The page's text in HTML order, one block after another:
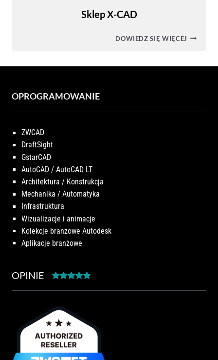
Sklep X-CAD
DOWIEDZ SIĘ WIĘCEJ SKLEP
OPROGRAMOWANIE
ZWCAD
DraftSight
GstarCAD
AutoCAD / AutoCAD LT
Architektura / Konstrukcja
Mechanika / Automatyka
Infrastruktura
Wizualizacje i animacje
Kolekcje branżowe Autodesk
Aplikacje branżowe
OPINIE